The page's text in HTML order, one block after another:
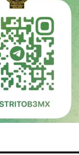
Junta de Gabinete
Junta de Gabinete
3a. Junta de